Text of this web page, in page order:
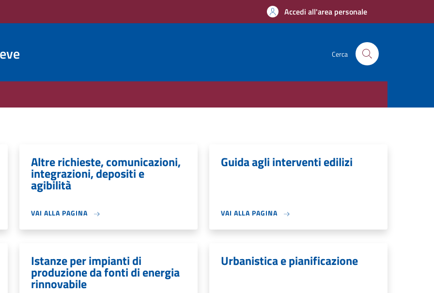
Accedi all'area personale
Cerca
Altre richieste, comunicazioni,
integrazioni, depositi e
agibilità
VAI ALLA PAGINA
Guida agli interventi edilizi
VAI ALLA PAGINA
Istanze per impianti di
produzione da fonti di energia
rinnovabile
Urbanistica e pianificazione